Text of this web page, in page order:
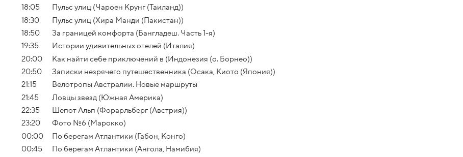
18:05
Пульс улиц (Чароен Крунг (Таиланд))
18:30
Пульс улиц (Хира Манди (Пакистан))
18:50
За границей комфорта (Бангладеш. Часть 1-я)
19:35
Истории удивительных отелей (Италия)
20:00
Как найти себе приключений в (Индонезия (о. Борнео))
20:50
Записки незрячего путешественника (Осака, Киото (Япония))
21:15
Велотропы Австралии. Новые маршруты
21:45
Ловцы звезд (Южная Америка)
22:35
Шепот Альп (Форарльберг (Австрия))
23:20
Фото №6 (Марокко)
00:00
По берегам Атлантики (Габон, Конго)
00:45
По берегам Атлантики (Ангола, Намибия)